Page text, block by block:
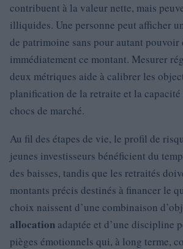
contribuent à la valeur nette, mais
illiquides. Une personne peut afficher
de patrimoine sans pour autant pouvoir
immédiatement ce montant. Mesurer
deux métriques aide à calibrer les
planification de la retraite et la capacité
chocs de marché.
Au fil des étapes de vie, le profil de
jeunes investisseurs bénéficient du
des baisses, tandis que les retraités
montants précis destinés à financer le
choix naissent d’une combinaison
allocation adaptée et d’une discipline
pièges émotionnels qui, à long terme,